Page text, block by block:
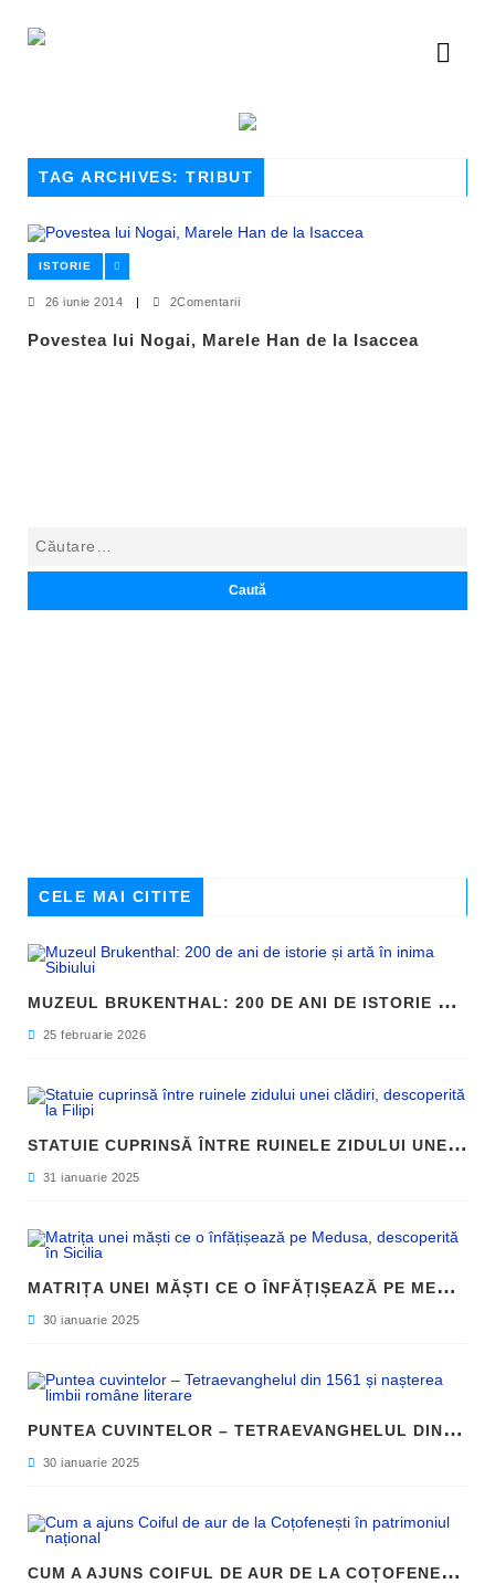
TAG ARCHIVES: TRIBUT
ISTORIE
26 iunie 2014 | 2Comentarii
Povestea lui Nogai, Marele Han de la Isaccea
CELE MAI CITITE
M
UZEUL BRUKENTHAL: 200 DE ANI DE ISTORIE ȘI ARTĂ ÎN INIMA SIBIULUI
25 februarie 2026
S
TATUIE CUPRINSĂ ÎNTRE RUINELE ZIDULUI UNEI CLĂDIRI, DESCOPERITĂ LA FILIPI
31 ianuarie 2025
M
ATRIȚA UNEI MĂȘTI CE O ÎNFĂȚIȘEAZĂ PE MEDUSA, DESCOPERITĂ ÎN SICILIA
30 ianuarie 2025
P
UNTEA CUVINTELOR – TETRAEVANGHELUL DIN 1561 ȘI NAȘTEREA LIMBII ROMÂNE LITERARE
30 ianuarie 2025
C
UM A AJUNS COIFUL DE AUR DE LA COȚOFENEȘTI ÎN PATRIMONIUL NAȚIONAL